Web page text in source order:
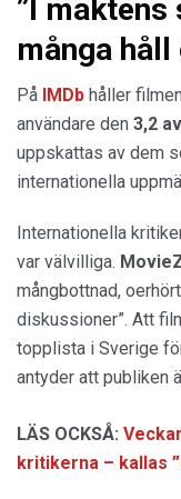
”I maktens
många
På IMDb håller filmen
användare den 3,2
uppskattas av dem
internationella
Internationella
var välvilliga.
mångbottnad,
diskussioner”. Att
topplista i Sverige
antyder att publiken
LÄS OCKSÅ:
kritikerna – kallas